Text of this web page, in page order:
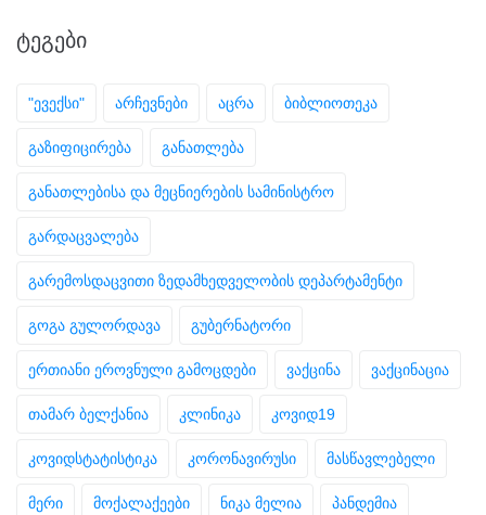
ᲢᲔᲒᲔᲑᲘ
"ევექსი" არჩევნები აცრა ბიბლიოთეკა
გაზიფიცირება განათლება
განათლებისა და მეცნიერების სამინისტრო
გარდაცვალება
გარემოსდაცვითი ზედამხედველობის დეპარტამენტი
გოგა გულორდავა გუბერნატორი
ერთიანი ეროვნული გამოცდები ვაქცინა ვაქცინაცია
თამარ ბელქანია კლინიკა კოვიდ19
კოვიდსტატისტიკა კორონავირუსი მასწავლებელი
მერი მოქალაქეები ნიკა მელია პანდემია